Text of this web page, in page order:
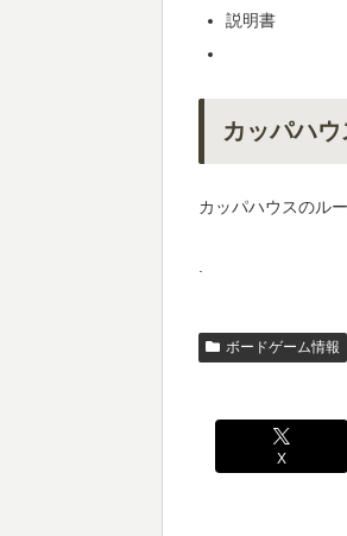
説明書
カッパハ
カッパハウスのル
.
ボードゲーム情報
X